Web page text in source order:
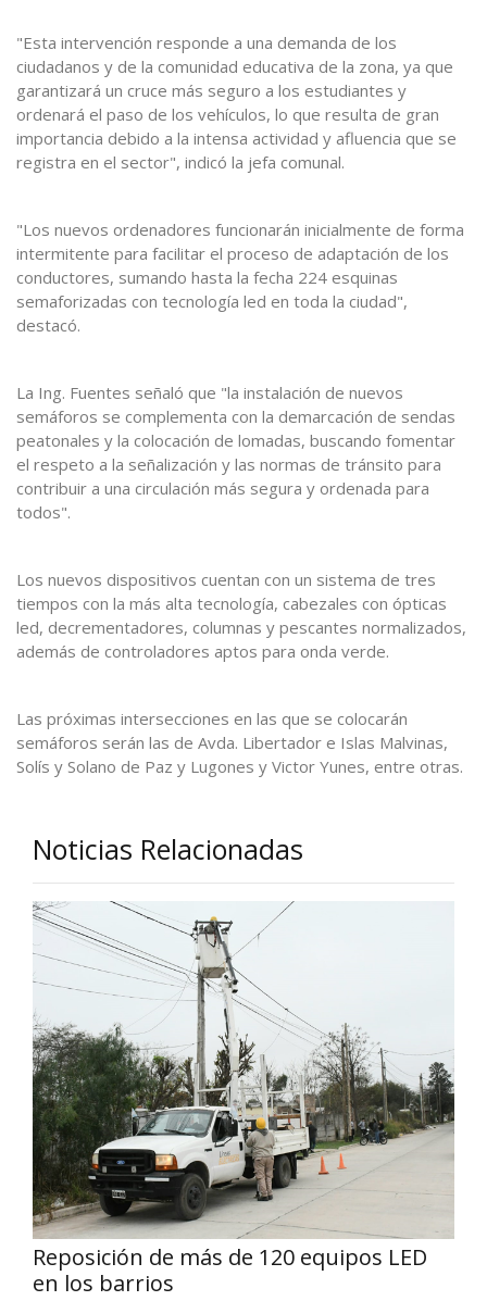
"Esta intervención responde a una demanda de los
ciudadanos y de la comunidad educativa de la zona, ya que
garantizará un cruce más seguro a los estudiantes y
ordenará el paso de los vehículos, lo que resulta de gran
importancia debido a la intensa actividad y afluencia que se
registra en el sector", indicó la jefa comunal.
"Los nuevos ordenadores funcionarán inicialmente de forma
intermitente para facilitar el proceso de adaptación de los
conductores, sumando hasta la fecha 224 esquinas
semaforizadas con tecnología led en toda la ciudad",
destacó.
La Ing. Fuentes señaló que "la instalación de nuevos
semáforos se complementa con la demarcación de sendas
peatonales y la colocación de lomadas, buscando fomentar
el respeto a la señalización y las normas de tránsito para
contribuir a una circulación más segura y ordenada para
todos".
Los nuevos dispositivos cuentan con un sistema de tres
tiempos con la más alta tecnología, cabezales con ópticas
led, decrementadores, columnas y pescantes normalizados,
además de controladores aptos para onda verde.
Las próximas intersecciones en las que se colocarán
semáforos serán las de Avda. Libertador e Islas Malvinas,
Solís y Solano de Paz y Lugones y Victor Yunes, entre otras.
Noticias Relacionadas
Reposición de más de 120 equipos LED
en los barrios